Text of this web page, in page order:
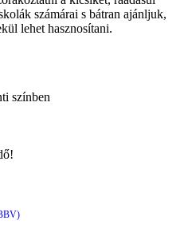
számárai s bátran ajánljuk,
lehet hasznosítani.
színben